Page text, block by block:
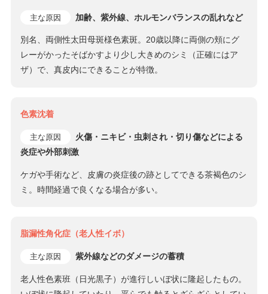
主な原因 加齢、紫外線、ホルモンバランスの乱れなど
別名、両側性太田母斑様色素斑。20歳以降に両側の頬にグ
レーがかったそばかすより少し大きめのシミ（正確にはア
ザ）で、真皮内にできることが特徴。
色素沈着
主な原因
火傷・ニキビ・虫刺され・切り傷などによる
炎症や外部刺激
ケガや手術など、皮膚の炎症後の跡としてできる茶褐色のシ
ミ。時間経過で良くなる場合が多い。
脂漏性角化症（老人性イボ）
主な原因 紫外線などのダメージの蓄積
老人性色素班（日光黒子）が進行しいぼ状に隆起したもの。